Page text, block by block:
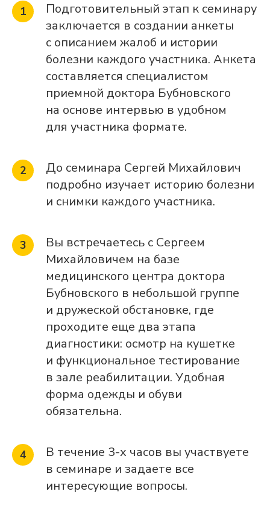
Подготовительный этап к семинару
заключается в создании анкеты
с описанием жалоб и истории
болезни каждого участника. Анкета
составляется специалистом
приемной доктора Бубновского
на основе интервью в удобном
для участника формате.
До семинара Сергей Михайлович
подробно изучает историю болезни
и снимки каждого участника.
Вы встречаетесь с Сергеем
Михайловичем на базе
медицинского центра доктора
Бубновского в небольшой группе
и дружеской обстановке, где
проходите еще два этапа
диагностики: осмотр на кушетке
и функциональное тестирование
в зале реабилитации. Удобная
форма одежды и обуви
обязательна.
В течение 3-х часов вы участвуете
в семинаре и задаете все
интересующие вопросы.